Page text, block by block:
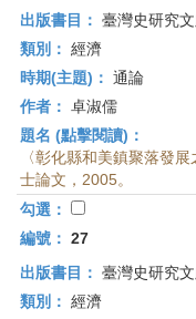
出版書目： 臺灣史研究
類別： 經濟
時期(主題)： 通論
作者： 卓淑儒
題名 (點擊閱讀)：
〈彰化縣和美鎮聚落發
士論文，2005。
勾選：
編號： 27
出版書目： 臺灣史研究
類別： 經濟